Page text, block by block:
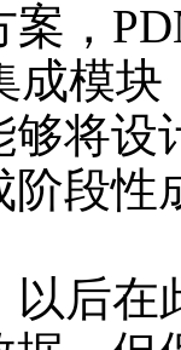
，
成模
将设
阶段性
后在